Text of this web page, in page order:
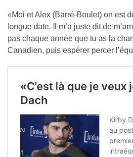
«Moi et Alex (Barré-Boulet) on est
longue date. Il m’a juste dit de
pas chaque année que tu as la
Canadien, puis espérer percer